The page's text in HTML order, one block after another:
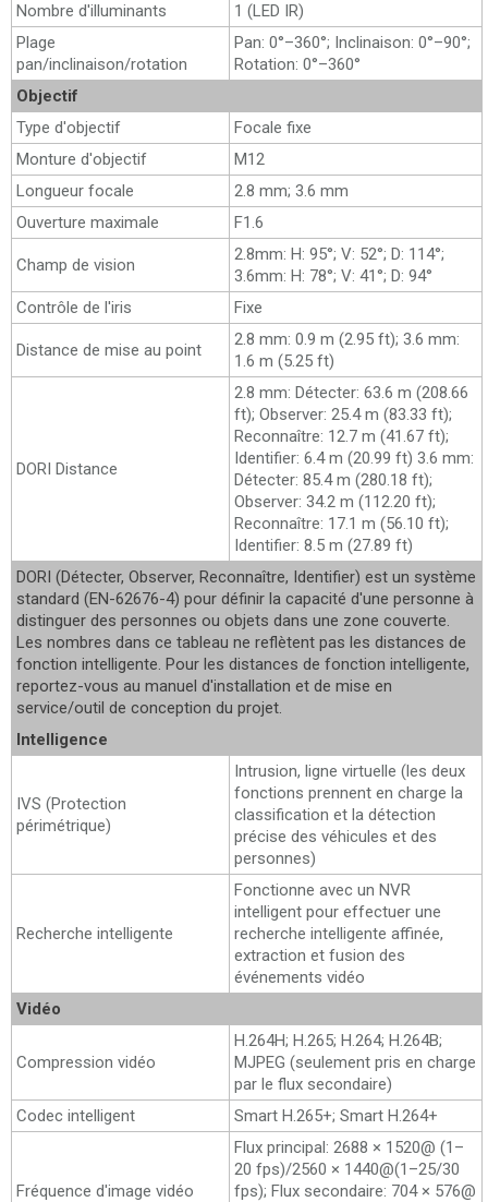
Nombre d'illuminants
1 (LED IR)
Plage
pan/inclinaison/rotation
Pan: 0°–360°; Inclinaison: 0°–90°;
Rotation: 0°–360°
Objectif
Type d'objectif
Focale fixe
Monture d'objectif
M12
Longueur focale
2.8 mm; 3.6 mm
Ouverture maximale
F1.6
Champ de vision
2.8mm: H: 95°; V: 52°; D: 114°;
3.6mm: H: 78°; V: 41°; D: 94°
Contrôle de l'iris
Fixe
Distance de mise au point
2.8 mm: 0.9 m (2.95 ft); 3.6 mm:
1.6 m (5.25 ft)
DORI Distance
2.8 mm: Détecter: 63.6 m (208.66
ft); Observer: 25.4 m (83.33 ft);
Reconnaître: 12.7 m (41.67 ft);
Identifier: 6.4 m (20.99 ft) 3.6 mm:
Détecter: 85.4 m (280.18 ft);
Observer: 34.2 m (112.20 ft);
Reconnaître: 17.1 m (56.10 ft);
Identifier: 8.5 m (27.89 ft)
DORI (Détecter, Observer, Reconnaître, Identifier) est un système
standard (EN-62676-4) pour définir la capacité d'une personne à
distinguer des personnes ou objets dans une zone couverte.
Les nombres dans ce tableau ne reflètent pas les distances de
fonction intelligente. Pour les distances de fonction intelligente,
reportez-vous au manuel d'installation et de mise en
service/outil de conception du projet.
Intelligence
IVS (Protection
périmétrique)
Intrusion, ligne virtuelle (les deux
fonctions prennent en charge la
classification et la détection
précise des véhicules et des
personnes)
Recherche intelligente
Fonctionne avec un NVR
intelligent pour effectuer une
recherche intelligente affinée,
extraction et fusion des
événements vidéo
Vidéo
Compression vidéo
H.264H; H.265; H.264; H.264B;
MJPEG (seulement pris en charge
par le flux secondaire)
Codec intelligent
Smart H.265+; Smart H.264+
Fréquence d'image vidéo
Flux principal: 2688 × 1520@ (1–
20 fps)/2560 × 1440@(1–25/30
fps); Flux secondaire: 704 × 576@